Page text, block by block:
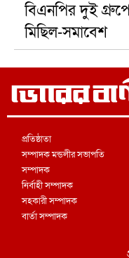
বিএনপির দুই
মিছিল-সমাবেশ
প্রতিষ্ঠাতা
সম্পাদক মন্ডলীর সভাপতি
সম্পাদক
নির্বাহী সম্পাদক
সহকারী সম্পাদক
বার্তা সম্পাদক